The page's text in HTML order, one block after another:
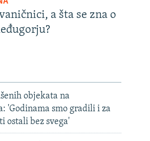
a šta se zna o
objekata na
'Godinama smo gradili i za
ostali bez svega'